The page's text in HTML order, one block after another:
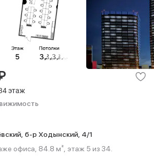
этаж
б-р Ходынский, 4/1
офиса, 84.8 м², этаж 5 из 34.